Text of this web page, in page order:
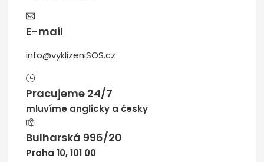
E-mail
info@vyklizeniSOS.cz
Pracujeme 24/7
mluvíme anglicky a česky
Bulharská 996/20
Praha 10, 101 00